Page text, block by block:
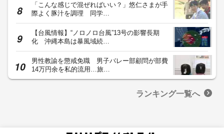
「こんな感じで混ぜればいい？」悠仁さまが手
際よく豚汁を調理 同学…
【台風情報】“ノロノロ台風”13号の影響長期
化 沖縄本島は暴風域続…
男性教諭を懲戒免職 男子バレー部顧問が部費
14万円余を私的流用…旅…
ランキング一覧へ